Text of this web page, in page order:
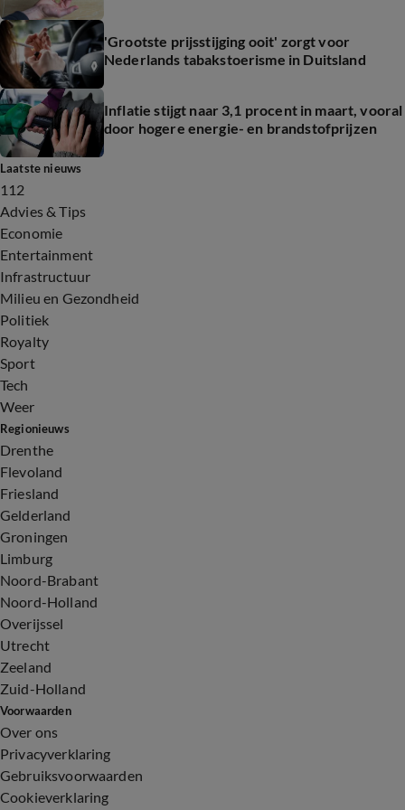
'Grootste prijsstijging ooit' zorgt voor
Nederlands tabakstoerisme in Duitsland
Inflatie stijgt naar 3,1 procent in maart, vooral
door hogere energie- en brandstofprijzen
Laatste nieuws
112
Advies & Tips
Economie
Entertainment
Infrastructuur
Milieu en Gezondheid
Politiek
Royalty
Sport
Tech
Weer
Regionieuws
Drenthe
Flevoland
Friesland
Gelderland
Groningen
Limburg
Noord-Brabant
Noord-Holland
Overijssel
Utrecht
Zeeland
Zuid-Holland
Voorwaarden
Over ons
Privacyverklaring
Gebruiksvoorwaarden
Cookieverklaring